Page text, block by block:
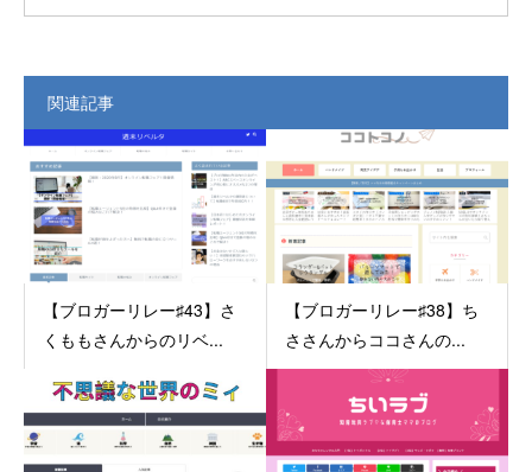
関連記事
【ブロガーリレー♯43】さ
くももさんからのリベ...
【ブロガーリレー♯38】ち
ささんからココさんの...